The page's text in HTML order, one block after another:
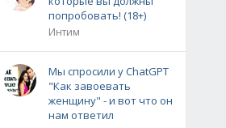
попробовать! (18+)
Интим
Мы спросили у ChatGPT
"Как завоевать
женщину" - и вот что он
нам ответил